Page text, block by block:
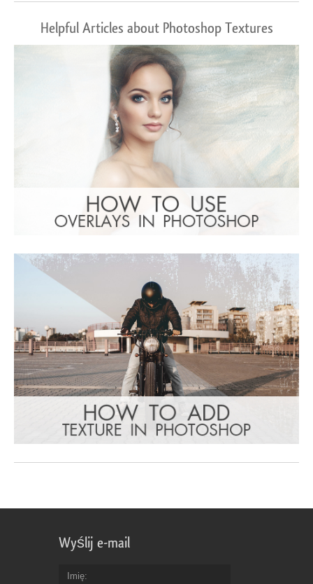
Helpful Articles about Photoshop Textures
Wyślij e-mail
Imię